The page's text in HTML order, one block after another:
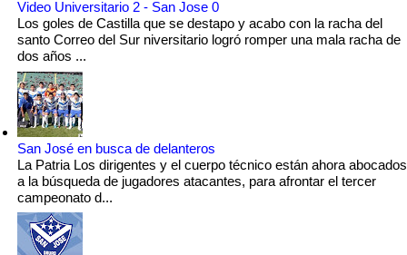
Video Universitario 2 - San Jose 0
Los goles de Castilla que se destapo y acabo con la racha del
santo Correo del Sur niversitario logró romper una mala racha de
dos años ...
San José en busca de delanteros
La Patria Los dirigentes y el cuerpo técnico están ahora abocados
a la búsqueda de jugadores atacantes, para afrontar el tercer
campeonato d...